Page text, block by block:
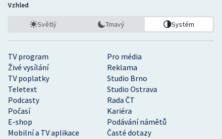
TV program
Pro média
Živé vysílání
Reklama
TV poplatky
Studio Brno
Teletext
Studio Ostrava
Podcasty
Rada ČT
Počasí
Kariéra
E-shop
Podávání námětů
Mobilní a TV aplikace
Časté dotazy
Vzhled
Světlý Tmavý Systém